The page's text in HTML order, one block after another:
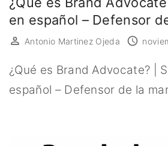
en español – Defensor
Antonio Martinez Ojeda
¿Qué es Brand Advocate? |
español – Defensor de la